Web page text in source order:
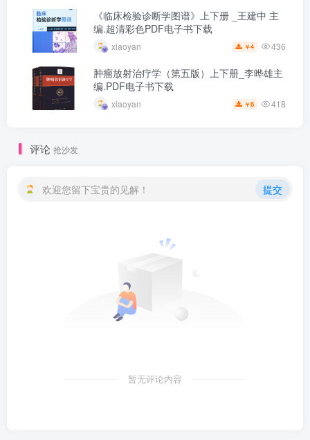
《临床检验诊断学图谱》上下册 _王建中 主
编.超清彩色PDF电子书下载
xiaoyan ￥4 436
肿瘤放射治疗学（第五版）上下册_李晔雄主
编.PDF电子书下载
xiaoyan ￥6 418
评论 抢沙发
欢迎您留下宝贵的见解！ 提交
暂无评论内容